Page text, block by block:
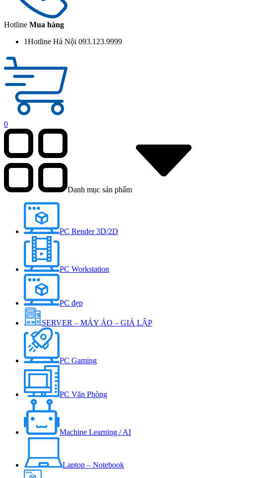
Hotline Mua hàng
1Hotline Hà Nội 093.123.9999
0
Danh mục sản phẩm
PC Render 3D/2D
PC Workstation
PC đẹp
SERVER – MÁY ẢO – GIẢ LẬP
PC Gaming
PC Văn Phòng
Machine Learning / AI
Laptop – Notebook